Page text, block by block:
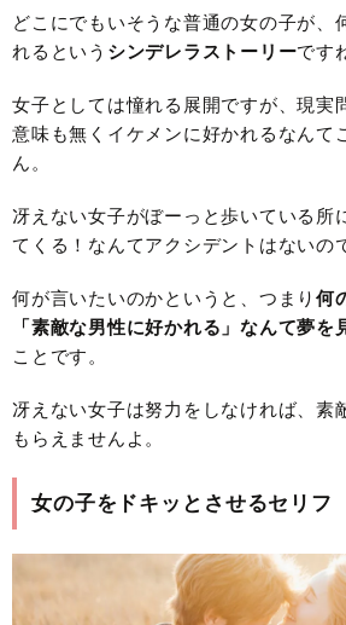
どこにでもいそうな普通の女の子が、
れるという シンデレラストーリーです
女子としては憧れる展開ですが、現実
意味も無くイケメンに好かれるなんて
ん。
冴えない女子がぼーっと歩いている所
てくる！なんてアクシデントはないの
何が言いたいのかというと、つまり 何
「素敵な男性に好かれる」なんて夢を
ことです。
冴えない女子は努力をしなければ、素
もらえませんよ。
女の子をドキッとさせるセリフ